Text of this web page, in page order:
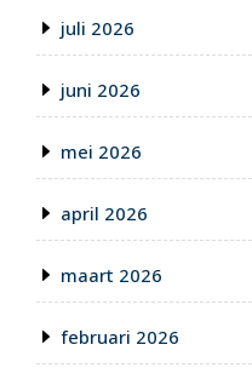
juli 2026
juni 2026
mei 2026
april 2026
maart 2026
februari 2026